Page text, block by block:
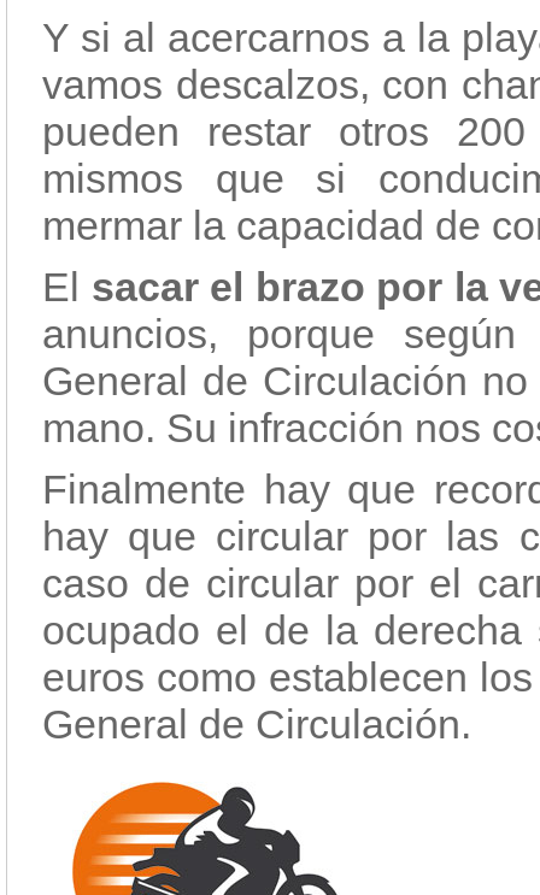
Y si al acercarnos a la
vamos descalzos, con
pueden restar otros
mismos que si
mermar la capacidad de
El sacar el brazo por la
anuncios, porque
General de Circulación
mano. Su infracción nos
Finalmente hay que
hay que circular por las
caso de circular por el
ocupado el de la
euros como establecen
General de Circulación.